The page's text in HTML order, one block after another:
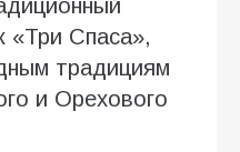
«Три Спаса»,
традициям
и Орехового